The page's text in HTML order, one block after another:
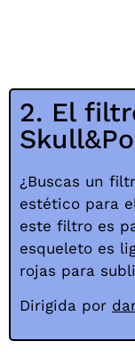
2. El
¿Buscas un
estético para
este filtro es
esqueleto es
rojas para
Dirigida por